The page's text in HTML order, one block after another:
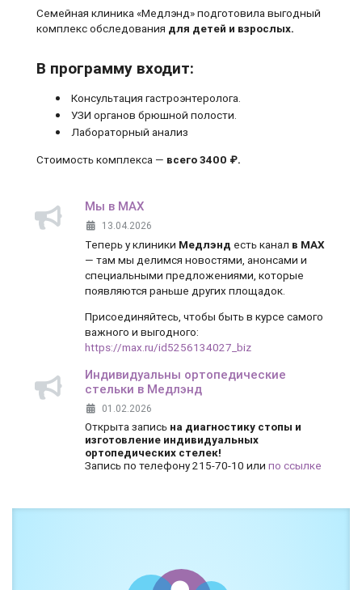
Семейная клиника «Медлэнд» подготовила выгодный
комплекс обследования для детей и взрослых.
В программу входит:
Консультация гастроэнтеролога.
УЗИ органов брюшной полости.
Лабораторный анализ
Стоимость комплекса — всего 3400 ₽.
Мы в MAX
13.04.2026
Теперь у клиники Медлэнд есть канал в MAX
— там мы делимся новостями, анонсами и
специальными предложениями, которые
появляются раньше других площадок.
Присоединяйтесь, чтобы быть в курсе самого
важного и выгодного:
https://max.ru/id5256134027_biz
Индивидуальны ортопедические
стельки в Медлэнд
01.02.2026
Открыта запись на диагностику стопы и
изготовление индивидуальных
ортопедических стелек!
Запись по телефону 215-70-10 или по ссылке